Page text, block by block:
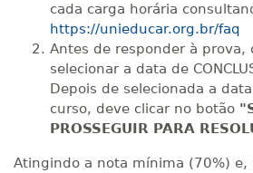
cada carga horária
https://unieducar.org.br/faq
Antes de responder à prova,
selecionar a data de
Depois de selecionada a
curso, deve clicar no botão
PROSSEGUIR PARA
Atingindo a nota mínima (70%) e,